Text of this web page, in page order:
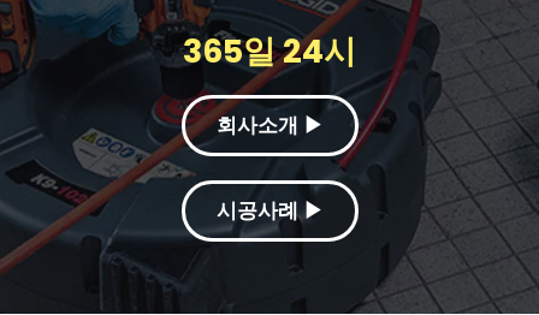
365일 24시
회사소개 ▶
시공사례 ▶